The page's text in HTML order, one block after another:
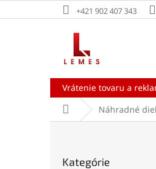
na
+421 902 407 343
Vrátenie tovaru a
DomovNáhradné
kategórie
Kategórie